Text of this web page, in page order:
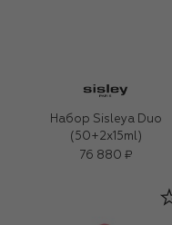
Набор Sisleya Duo
(50+2x15ml)
76 880 ₽